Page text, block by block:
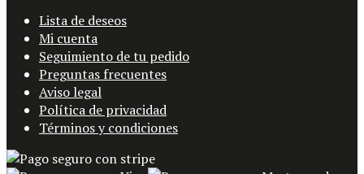
Lista de deseos
Mi cuenta
Seguimiento de tu pedido
Preguntas frecuentes
Aviso legal
Política de privacidad
Términos y condiciones